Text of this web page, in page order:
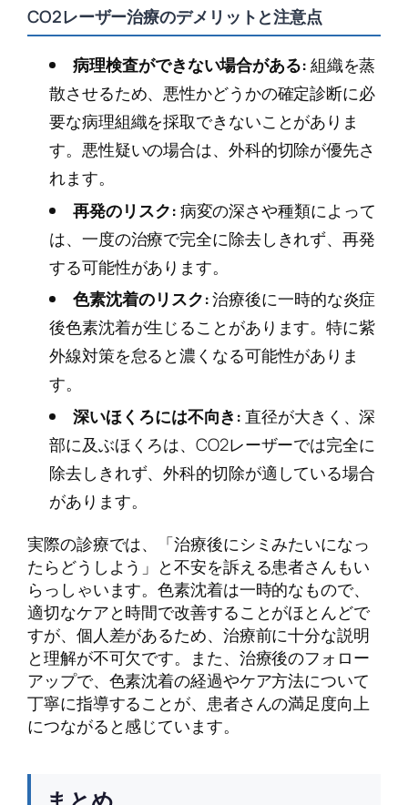
CO2レーザー治療のデメリットと注意点
病理検査ができない場合がある:組織を蒸
散させるため、悪性かどうかの確定診断に必
要な病理組織を採取できないことがありま
す。悪性疑いの場合は、外科的切除が優先さ
れます。
再発のリスク:病変の深さや種類によって
は、一度の治療で完全に除去しきれず、再発
する可能性があります。
色素沈着のリスク:治療後に一時的な炎症
後色素沈着が生じることがあります。特に紫
外線対策を怠ると濃くなる可能性がありま
す。
深いほくろには不向き: 直径が大きく、深
部に及ぶほくろは、CO2レーザーでは完全に
除去しきれず、外科的切除が適している場合
があります。
実際の診療では、「治療後にシミみたいになっ
たらどうしよう」と不安を訴える患者さんもい
らっしゃいます。色素沈着は一時的なもので、
適切なケアと時間で改善することがほとんどで
すが、個人差があるため、治療前に十分な説明
と理解が不可欠です。また、治療後のフォロー
アップで、色素沈着の経過やケア方法について
丁寧に指導することが、患者さんの満足度向上
につながると感じています。